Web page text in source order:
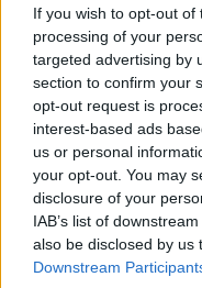
If you wish to opt-out
processing of your
targeted advertising by
section to confirm your
opt-out request is
interest-based ads
us or personal
your opt-out. You may
disclosure of your
IAB’s list of
also be disclosed by us
Downstream